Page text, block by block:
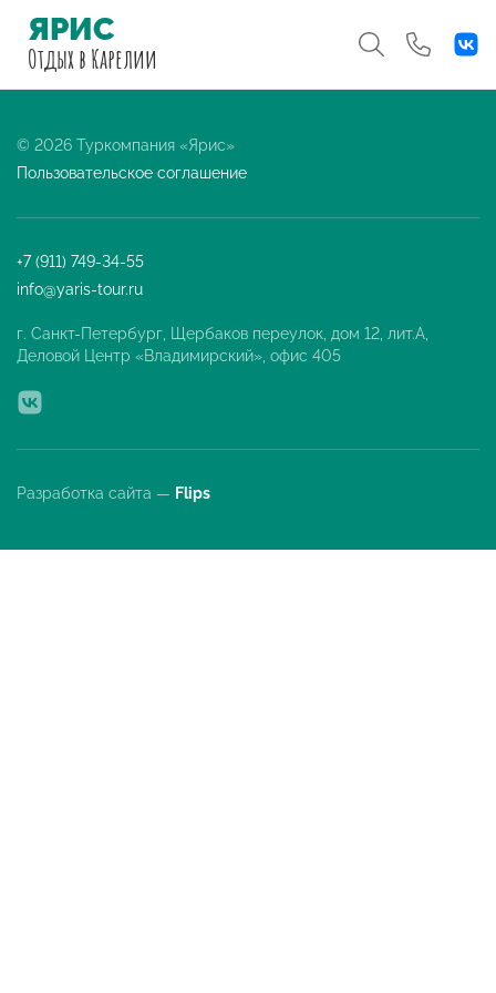
ЯРИС
Отдыхв Карелии
© 2026 Туркомпания «Ярис»
Пользовательское соглашение
+7 (911) 749-34-55
info@yaris-tour.ru
г. Санкт-Петербург, Щербаков переулок, дом 12, лит.А,
Деловой Центр «Владимирский», офис 405
Разработка сайта — Flips